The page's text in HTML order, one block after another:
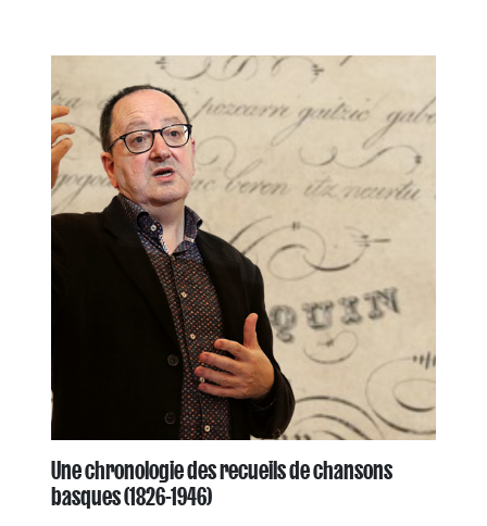
Une chronologie des recueils de chansons
basques (1826-1946)